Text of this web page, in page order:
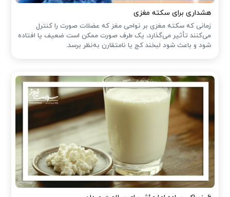
هشداری برای سکته مغزی
زمانی که سکته مغزی بر نواحی مغز که عضلات صورت را کنترل
می‌کنند تأثیر می‌گذارد، یک طرف صورت ممکن است ضعیف یا افتاده
شود و باعث شود لبخند کج یا نامتقارن به‌نظر برسد.